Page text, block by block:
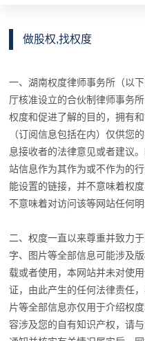
做股权,找权度
一、湖南权度律师事务所（以
厅核准设立的合伙制律师事务
权度和促进了解的目的，拥有
（订阅信息包括在内）仅供您
息接收者的法律意见或者建议
站信息作为其作为或不作为的
能设置的链接，并不意味着权度
不意味着对访问该等网站任何
二、权度一直以来尊重并致力
字、图片等全部信息可能涉及
载或者使用，本网站并未对使
证，由此产生的任何法律责任
片等全部信息亦仅用于介绍权度
容涉及您的自有知识产权，请与